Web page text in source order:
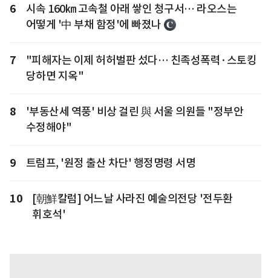
6
시속 160㎞ 고속철 아래 쌓인 청구서… 라오스는
어떻게 '中 부채 함정'에 빠졌나
7
"피해자는 이제 허허벌판 섰다… 친족성폭력·스토킹
당하면 지옥"
8
'부동산세 역풍' 비상 걸린 與 서울 의원들 "정부안
수정해야"
9 트럼프, '원정 출산 차단' 행정명령 서명
10
[朝鮮칼럼] 어느날 사라진 예술의전당 '전두환
휘호석'